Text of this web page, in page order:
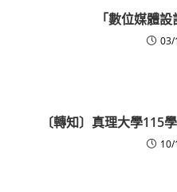
「數位媒體
03/
〔轉知〕真理大學115